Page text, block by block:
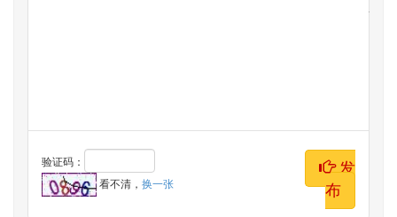
纪念者留言
验证码：
看不清， 换一张
发
布